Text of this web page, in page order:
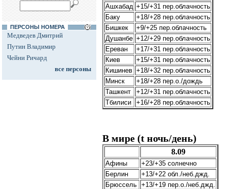
ПЕРСОНЫ НОМЕРА
Медведев Дмитрий
Путин Владимир
Чейни Ричард
все персоны
Ашхабад +15/+31 пер.облачность
Баку
+18/+28 пер.облачность
Бишкек
+9/+25 пер.облачность
Душанбе +12/+29 пер.облачность
Ереван
+17/+31 пер.облачность
Киев
+15/+31 пер.облачность
Кишинев +18/+32 пер.облачность
Минск
+18/+28 пер.о./дождь
Ташкент
+12/+31 пер.облачность
Тбилиси
+16/+28 пер.облачность
В мире (t ночь/день)
8.09
Афины
+23/+35 солнечно
Берлин
+13/+22 обл./неб.джд.
Брюссель +13/+19 пер.о./неб.джд.